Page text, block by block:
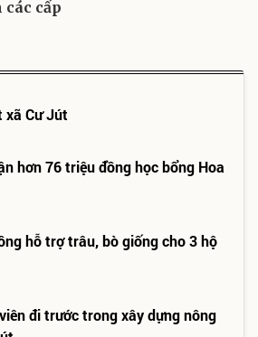
các cấp
xã Cư Jút
hơn 76 triệu đồng học bổng Hoa
hỗ trợ trâu, bò giống cho 3 hộ
đi trước trong xây dựng nông